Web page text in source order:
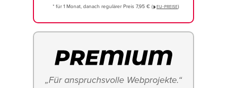
* für 1 Monat, danach regulärer Preis 7,95 € ( EU−PREISE)
„Für anspruchsvolle Webprojekte.“